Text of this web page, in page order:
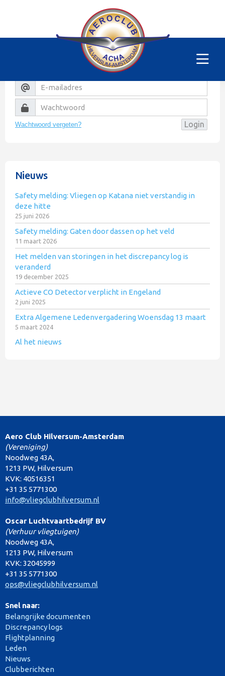
Dit gedeelte van de website is alleen voor de
leden/begunstigers van onze club. Sorry. U kunt
natuurlijk altijd lid worden!
Wachtwoord vergeten?
Nieuws
Safety melding: Vliegen op Katana niet verstandig in
deze hitte
25 juni 2026
Safety melding: Gaten door dassen op het veld
11 maart 2026
Het melden van storingen in het discrepancy log is
veranderd
19 december 2025
Actieve CO Detector verplicht in Engeland
2 juni 2025
Extra Algemene Ledenvergadering Woensdag 13 maart
5 maart 2024
Al het nieuws
Aero Club Hilversum-Amsterdam
(Vereniging)
Noodweg 43A,
1213 PW, Hilversum
KVK: 40516351
+31 35 5771300
info@vliegclubhilversum.nl
Oscar Luchtvaartbedrijf BV
(Verhuur vliegtuigen)
Noodweg 43A,
1213 PW, Hilversum
KVK: 32045999
+31 35 5771300
ops@vliegclubhilversum.nl
Snel naar:
Belangrijke documenten
Discrepancy logs
Flightplanning
Leden
Nieuws
Clubberichten